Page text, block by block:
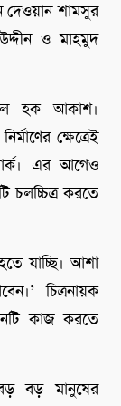
দেওয়ান শামসুর
ও মাহমুদ
হক আকাশ।
ক্ষেত্রেই
এর আগেও
চলচ্চিত্র করতে
যাচ্ছি। আশা
চিত্রনায়ক
কাজ করতে
বড় মানুষের